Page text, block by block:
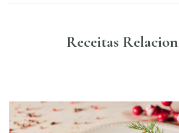
Receitas